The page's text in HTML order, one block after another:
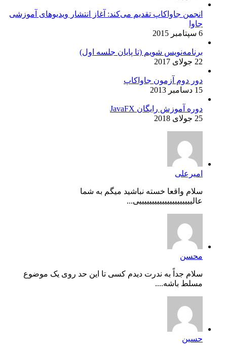
انجمن جاواکاپ تقدیم می‌کند: آغاز انتشار ویدیوهای آموزشی
جاوا
6 سپتامبر 2015
برنامه‌نویس شویم (تا پایان جلسه اول)
22 جولای 2017
دور دوم آزمون جاواکاپ
15 دسامبر 2013
دوره آموزش رایگان JavaFX
25 جولای 2018
امیرعلی
سلام واقعا خسته نباشید میگم به شما
عالیییییییییییییییییییییی...
محسن
سلام جداً به ندرت دیدم کسی تا این حد روی یک موضوع
مسلط باشه....
حسین